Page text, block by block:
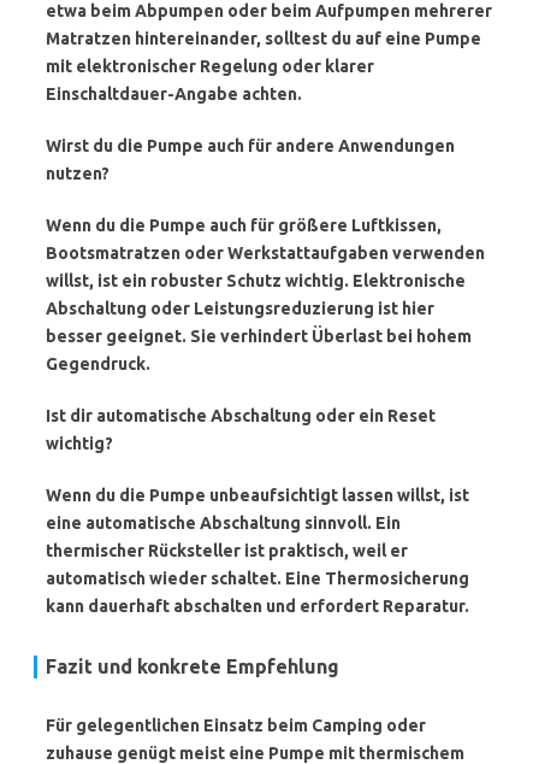
etwa beim Abpumpen oder beim Aufpumpen mehrerer
Matratzen hintereinander, solltest du auf eine Pumpe
mit elektronischer Regelung oder klarer
Einschaltdauer-Angabe achten.
Wirst du die Pumpe auch für andere Anwendungen
nutzen?
Wenn du die Pumpe auch für größere Luftkissen,
Bootsmatratzen oder Werkstattaufgaben verwenden
willst, ist ein robuster Schutz wichtig. Elektronische
Abschaltung oder Leistungsreduzierung ist hier
besser geeignet. Sie verhindert Überlast bei hohem
Gegendruck.
Ist dir automatische Abschaltung oder ein Reset
wichtig?
Wenn du die Pumpe unbeaufsichtigt lassen willst, ist
eine automatische Abschaltung sinnvoll. Ein
thermischer Rücksteller ist praktisch, weil er
automatisch wieder schaltet. Eine Thermosicherung
kann dauerhaft abschalten und erfordert Reparatur.
Fazit und konkrete Empfehlung
Für gelegentlichen Einsatz beim Camping oder
zuhause genügt meist eine Pumpe mit thermischem